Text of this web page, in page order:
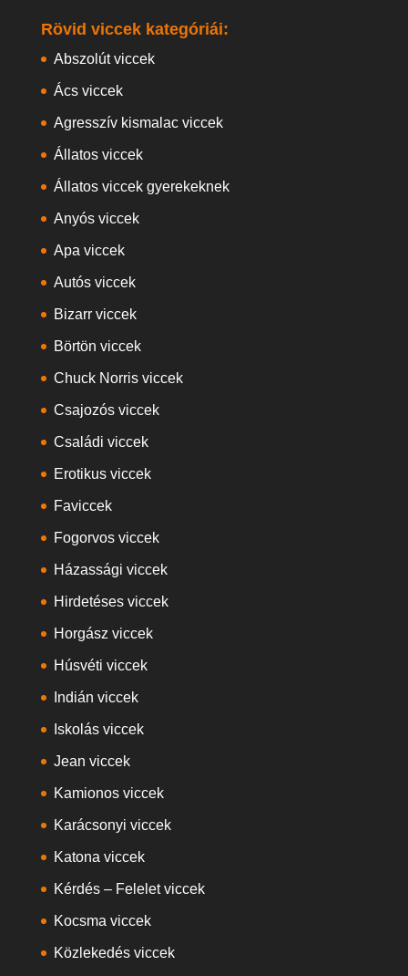
Rövid viccek kategóriái:
Abszolút viccek
Ács viccek
Agresszív kismalac viccek
Állatos viccek
Állatos viccek gyerekeknek
Anyós viccek
Apa viccek
Autós viccek
Bizarr viccek
Börtön viccek
Chuck Norris viccek
Csajozós viccek
Családi viccek
Erotikus viccek
Faviccek
Fogorvos viccek
Házassági viccek
Hirdetéses viccek
Horgász viccek
Húsvéti viccek
Indián viccek
Iskolás viccek
Jean viccek
Kamionos viccek
Karácsonyi viccek
Katona viccek
Kérdés – Felelet viccek
Kocsma viccek
Közlekedés viccek